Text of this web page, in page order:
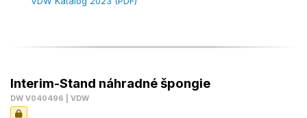
Interim-Stand náhradné špongie
DW V040496 | VDW